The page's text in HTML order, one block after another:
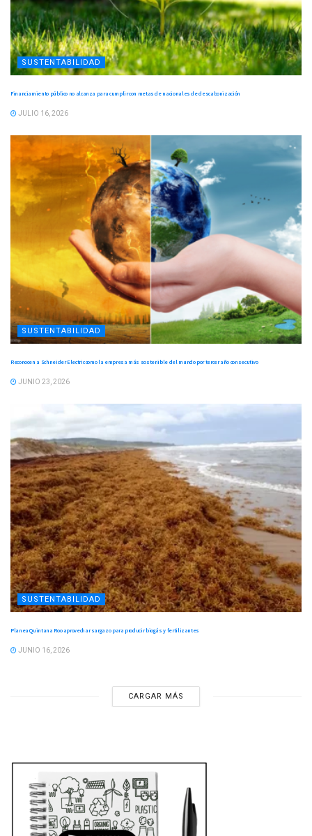
SUSTENTABILIDAD
Financiamiento público no alcanza para cumplir con metas de nacionales de descabonización
JULIO 16, 2026
SUSTENTABILIDAD
Reconocen a Schneider Electric como la empresa más sostenible del mundo por tercer año consecutivo
JUNIO 23, 2026
SUSTENTABILIDAD
Planea Quintana Roo aprovechar sargazo para producir biogás y fertilizantes
JUNIO 16, 2026
CARGAR MÁS